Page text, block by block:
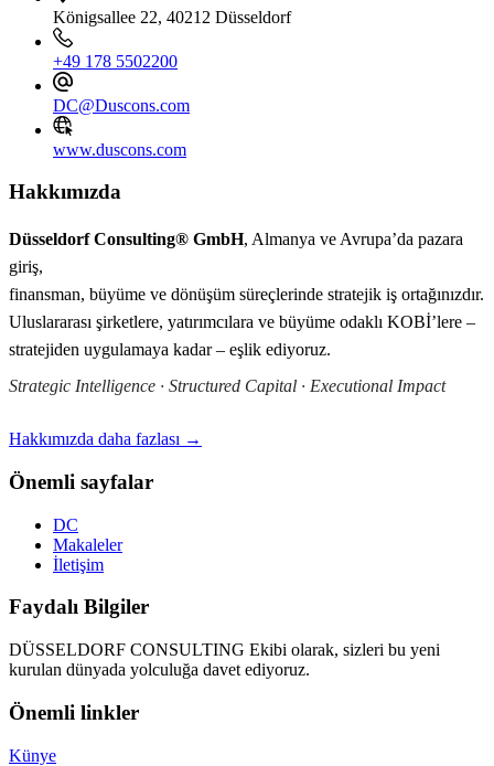
Königsallee 22, 40212 Düsseldorf
+49 178 5502200
DC@Duscons.com
www.duscons.com
Hakkımızda
Düsseldorf Consulting® GmbH, Almanya ve Avrupa’da pazara
giriş,
finansman, büyüme ve dönüşüm süreçlerinde stratejik iş ortağınızdır.
Uluslararası şirketlere, yatırımcılara ve büyüme odaklı KOBİ’lere –
stratejiden uygulamaya kadar – eşlik ediyoruz.
Strategic Intelligence · Structured Capital · Executional Impact
Hakkımızda daha fazlası →
Önemli sayfalar
DC
Makaleler
İletişim
Faydalı Bilgiler
DÜSSELDORF CONSULTING Ekibi olarak, sizleri bu yeni
kurulan dünyada yolculuğa davet ediyoruz.
Önemli linkler
Künye